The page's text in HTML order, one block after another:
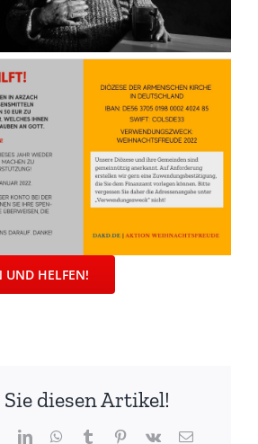
UND HELFEN!
diesen Artikel!
LinkedInWhatsApp
TumblrPinterest
Vk
E-